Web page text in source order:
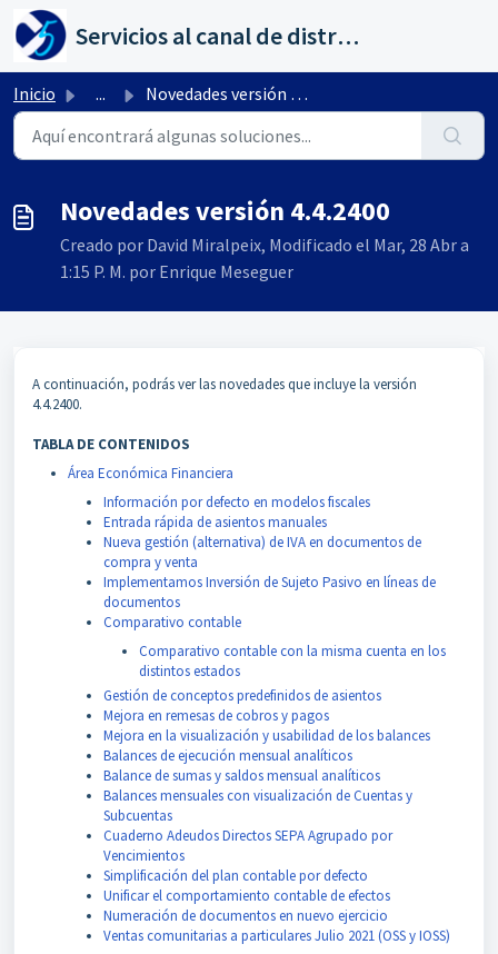
Saltar al contenido principal
Servicios al canal de distribución de AHORA
Inicio ... Novedades versión 4.4.2400
Novedades versión 4.4.2400
Creado por David Miralpeix, Modificado el Mar, 28 Abr a
1:15 P. M. por Enrique Meseguer
A continuación, podrás ver las novedades que incluye la versión
4.4.2400.
TABLA DE CONTENIDOS
Área Económica Financiera
Información por defecto en modelos fiscales
Entrada rápida de asientos manuales
Nueva gestión (alternativa) de IVA en documentos de
compra y venta
Implementamos Inversión de Sujeto Pasivo en líneas de
documentos
Comparativo contable
Comparativo contable con la misma cuenta en los
distintos estados
Gestión de conceptos predefinidos de asientos
Mejora en remesas de cobros y pagos
Mejora en la visualización y usabilidad de los balances
Balances de ejecución mensual analíticos
Balance de sumas y saldos mensual analíticos
Balances mensuales con visualización de Cuentas y
Subcuentas
Cuaderno Adeudos Directos SEPA Agrupado por
Vencimientos
Simplificación del plan contable por defecto
Unificar el comportamiento contable de efectos
Numeración de documentos en nuevo ejercicio
Ventas comunitarias a particulares Julio 2021 (OSS y IOSS)